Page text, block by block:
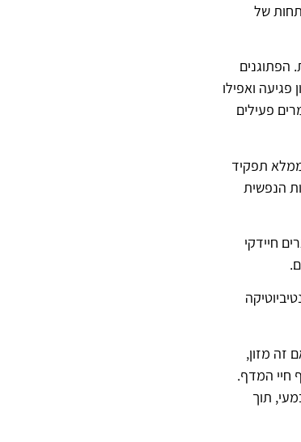
של
הפתוגנים
ואפילו
פעילים
ממלא תפקיד
הנפשית
חיידקי
זה מזון,
חיי המדף.
תוך